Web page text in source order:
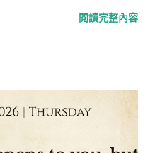
哩_bilibili 南無大悲觀世音，
，願我速會無為舍。 南無大悲
刀山，刀山自摧折。 我若向火
閱讀完整內容